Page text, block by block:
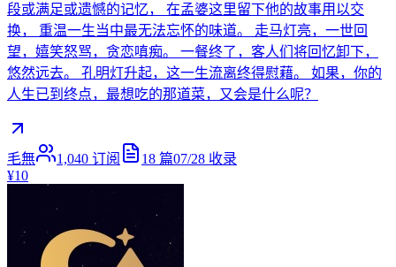
段或满足或遗憾的记忆， 在孟婆这里留下他的故事用以交
换， 重温一生当中最无法忘怀的味道。 走马灯亮，一世回
望，嬉笑怒骂，贪恋嗔痴。 一餐终了，客人们将回忆卸下，
悠然远去。 孔明灯升起，这一生流离终得慰藉。 如果，你的
人生已到终点，最想吃的那道菜，又会是什么呢？
毛無 1,040 订阅 18 篇07/28 收录
¥10